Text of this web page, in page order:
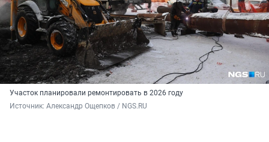
Участок планировали ремонтировать в 2026 году
Источник: Александр Ощепков / NGS.RU